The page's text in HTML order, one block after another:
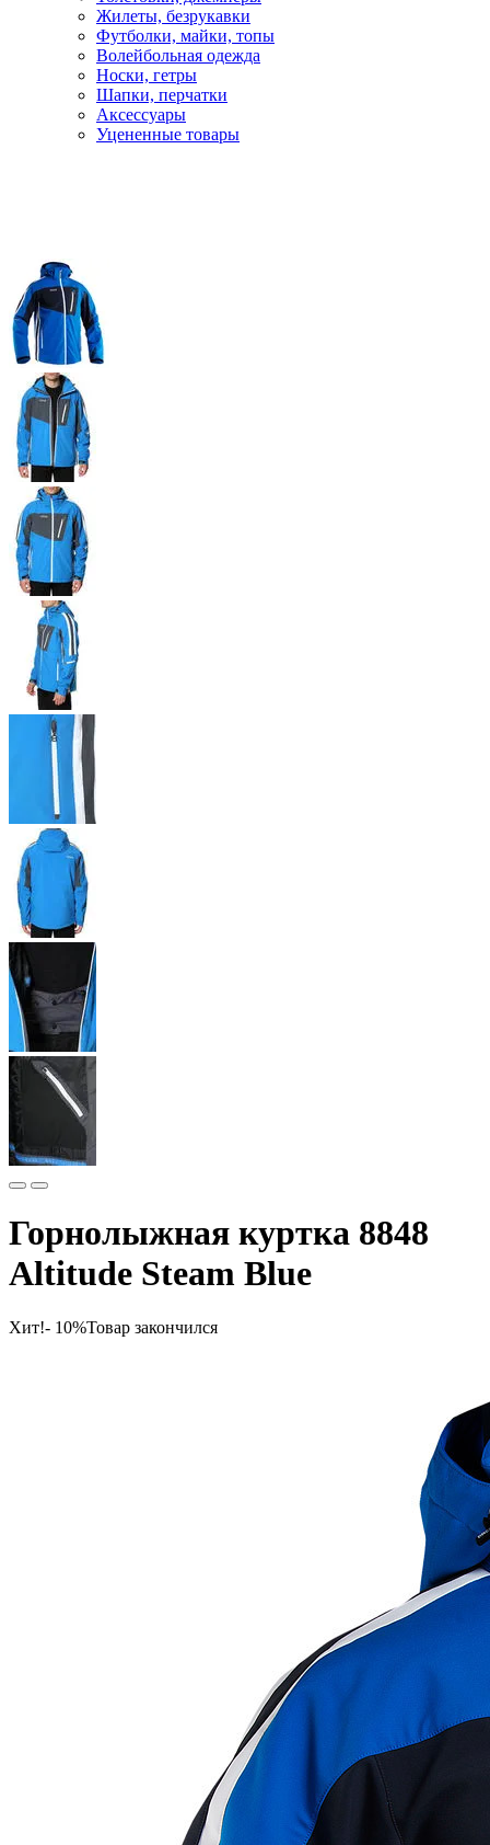
Жилеты, безрукавки
Футболки, майки, топы
Волейбольная одежда
Носки, гетры
Шапки, перчатки
Аксессуары
Уцененные товары
Горнолыжная куртка 8848
Altitude Steam Blue
Хит!- 10%Товар закончился